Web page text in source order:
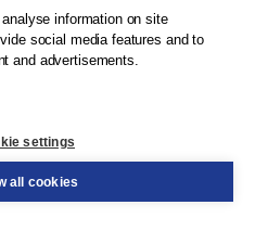
information on site
social media features and to
and advertisements.
settings
all cookies